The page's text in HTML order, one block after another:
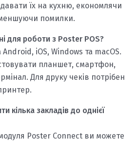
їх на кухню, економлячи
помилки.
для роботи з Poster POS?
iOS, Windows та macOS.
планшет, смартфон,
Для друку чеків потрібен
кілька закладів до однієї
Poster Connect ви можете